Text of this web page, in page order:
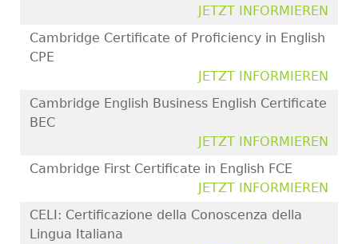
JETZT INFORMIEREN
Cambridge Certificate of Proficiency in English
CPE
JETZT INFORMIEREN
Cambridge English Business English Certificate
BEC
JETZT INFORMIEREN
Cambridge First Certificate in English FCE
JETZT INFORMIEREN
CELI: Certificazione della Conoscenza della
Lingua Italiana